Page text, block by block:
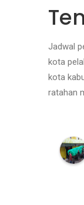
Jadwal
kota
kota
ratahan